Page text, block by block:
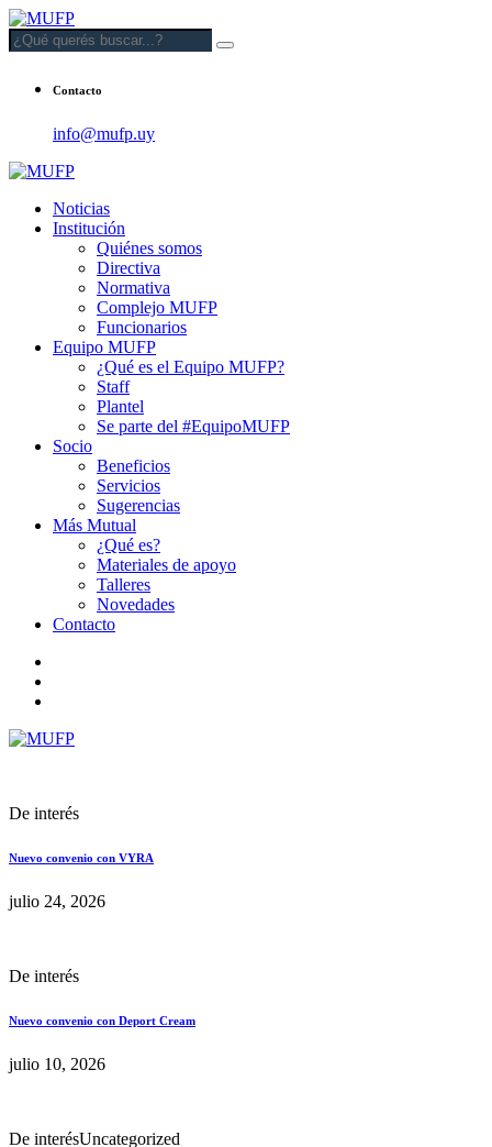
Contacto
info@mufp.uy
Noticias
Institución
Quiénes somos
Directiva
Normativa
Complejo MUFP
Funcionarios
Equipo MUFP
¿Qué es el Equipo MUFP?
Staff
Plantel
Se parte del #EquipoMUFP
Socio
Beneficios
Servicios
Sugerencias
Más Mutual
¿Qué es?
Materiales de apoyo
Talleres
Novedades
Contacto
De interés
Nuevo convenio con VYRA
julio 24, 2026
De interés
Nuevo convenio con Deport Cream
julio 10, 2026
De interésUncategorized